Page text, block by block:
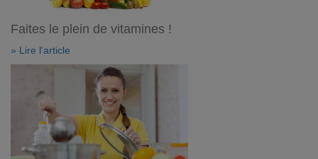
Faites le plein de vitamines !
» Lire l'article